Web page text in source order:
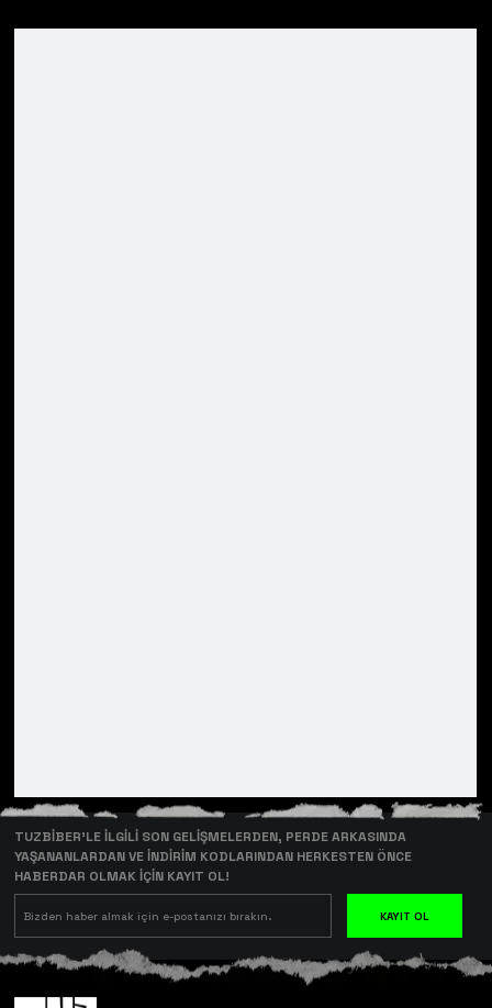
TUZBİBER’LE İLGİLİ SON GELİŞMELERDEN, PERDE ARKASINDA
YAŞANANLARDAN VE İNDİRİM KODLARINDAN HERKESTEN ÖNCE
HABERDAR OLMAK İÇİN KAYIT OL!
KAYIT OL